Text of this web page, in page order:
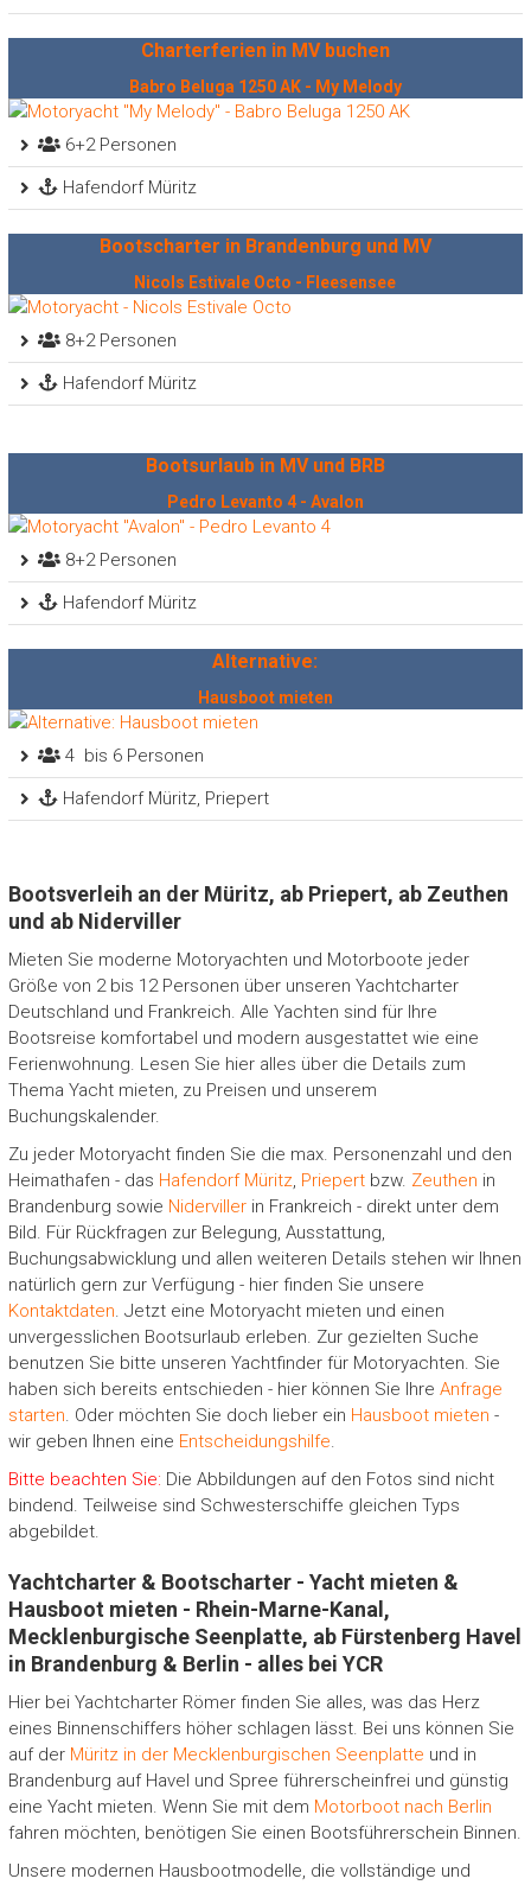
Charterferien in MV buchen
Babro Beluga 1250 AK - My Melody
6+2 Personen
Hafendorf Müritz
Bootscharter in Brandenburg und MV
Nicols Estivale Octo - Fleesensee
8+2 Personen
Hafendorf Müritz
Bootsurlaub in MV und BRB
Pedro Levanto 4 - Avalon
8+2 Personen
Hafendorf Müritz
Alternative:
Hausboot mieten
4 bis 6 Personen
Hafendorf Müritz, Priepert
Bootsverleih an der Müritz, ab Priepert, ab Zeuthen
und ab Niderviller
Mieten Sie moderne Motoryachten und Motorboote jeder
Größe von 2 bis 12 Personen über unseren Yachtcharter
Deutschland und Frankreich. Alle Yachten sind für Ihre
Bootsreise komfortabel und modern ausgestattet wie eine
Ferienwohnung. Lesen Sie hier alles über die Details zum
Thema Yacht mieten, zu Preisen und unserem
Buchungskalender.
Zu jeder Motoryacht finden Sie die max. Personenzahl und den
Heimathafen - das Hafendorf Müritz, Priepertbzw. Zeuthen in
Brandenburg sowie Nidervillerin Frankreich - direkt unter dem
Bild. Für Rückfragen zur Belegung, Ausstattung,
Buchungsabwicklung und allen weiteren Details stehen wir Ihnen
natürlich gern zur Verfügung - hier finden Sie unsere
Kontaktdaten. Jetzt eine Motoryacht mieten und einen
unvergesslichen Bootsurlaub erleben. Zur gezielten Suche
benutzen Sie bitte unseren Yachtfinder für Motoryachten. Sie
haben sich bereits entschieden - hier können Sie Ihre Anfrage
starten. Oder möchten Sie doch lieber ein Hausboot mieten -
wir geben Ihnen eine Entscheidungshilfe.
Bitte beachten Sie: Die Abbildungen auf den Fotos sind nicht
bindend. Teilweise sind Schwesterschiffe gleichen Typs
abgebildet.
Yachtcharter & Bootscharter - Yacht mieten &
Hausboot mieten - Rhein-Marne-Kanal,
Mecklenburgische Seenplatte, ab Fürstenberg Havel
in Brandenburg & Berlin - alles bei YCR
Hier bei Yachtcharter Römer finden Sie alles, was das Herz
eines Binnenschiffers höher schlagen lässt. Bei uns können Sie
auf der Müritz in der Mecklenburgischen Seenplatte und in
Brandenburg auf Havel und Spree führerscheinfrei und günstig
eine Yacht mieten. Wenn Sie mit dem Motorboot nach Berlin
fahren möchten, benötigen Sie einen Bootsführerschein Binnen.
Unsere modernen Hausbootmodelle, die vollständige und